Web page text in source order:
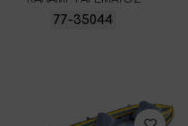
77-35044